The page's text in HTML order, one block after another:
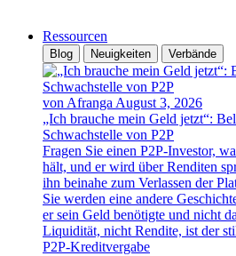
Ressourcen
Blog Neuigkeiten Verbände
von Afranga August 3, 2026
„Ich brauche mein Geld jetzt“:
Schwachstelle von P2P
Fragen Sie einen P2P-Investor,
hält, und er wird über Renditen
ihn beinahe zum Verlassen der
Sie werden eine andere
er sein Geld benötigte und nicht
Liquidität, nicht Rendite, ist der
P2P-Kreditvergabe